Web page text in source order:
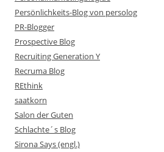
Persönlichkeits-Blog von persolog
PR-Blogger
Prospective Blog
Recruiting Generation Y
Recruma Blog
REthink
saatkorn
Salon der Guten
Schlachte´s Blog
Sirona Says (engl.)